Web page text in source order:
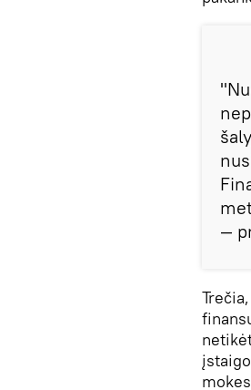
—